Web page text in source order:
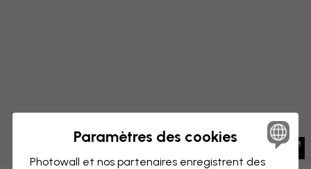
Paramètres des cookies
Photowall et nos partenaires enregistrent des